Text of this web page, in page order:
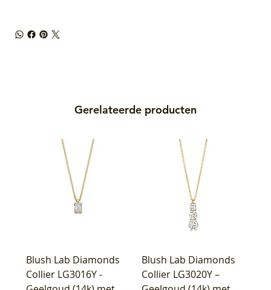
Gerelateerde producten
Blush Lab Diamonds
Collier LG3016Y -
Blush Lab Diamonds
Collier LG3020Y –